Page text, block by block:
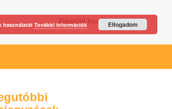
Gödöllő kastély
használatát További információk Elfogadom